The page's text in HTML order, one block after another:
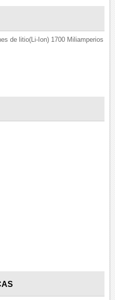
de litio(Li-Ion) 1700 Miliamperios